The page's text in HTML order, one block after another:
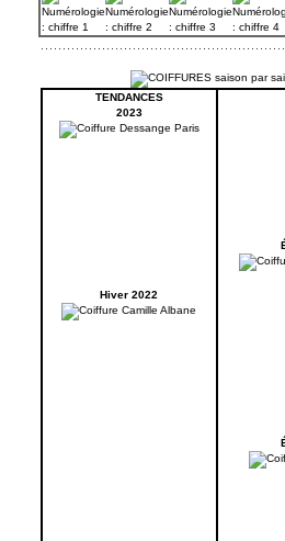
TENDANCES
2023
Hiver 2022